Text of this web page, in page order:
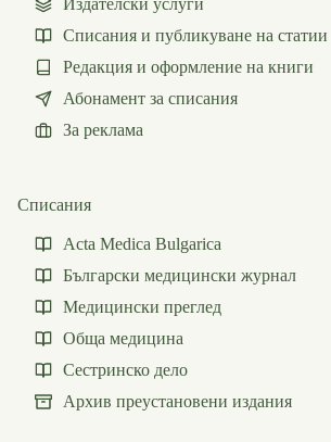
Списания и публикуване на статии
Редакция и оформление на книги
Абонамент за списания
За реклама
Списания
Acta Medica Bulgarica
Български медицински журнал
Медицински преглед
Обща медицина
Сестринско дело
Архив преустановени издания